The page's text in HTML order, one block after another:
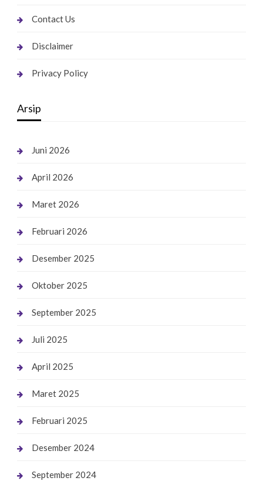
Contact Us
Disclaimer
Privacy Policy
Arsip
Juni 2026
April 2026
Maret 2026
Februari 2026
Desember 2025
Oktober 2025
September 2025
Juli 2025
April 2025
Maret 2025
Februari 2025
Desember 2024
September 2024